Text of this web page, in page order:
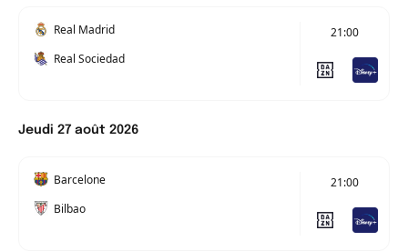
Real Madrid
Real Sociedad
21:00
Jeudi 27 août 2026
Barcelone
Bilbao
21:00